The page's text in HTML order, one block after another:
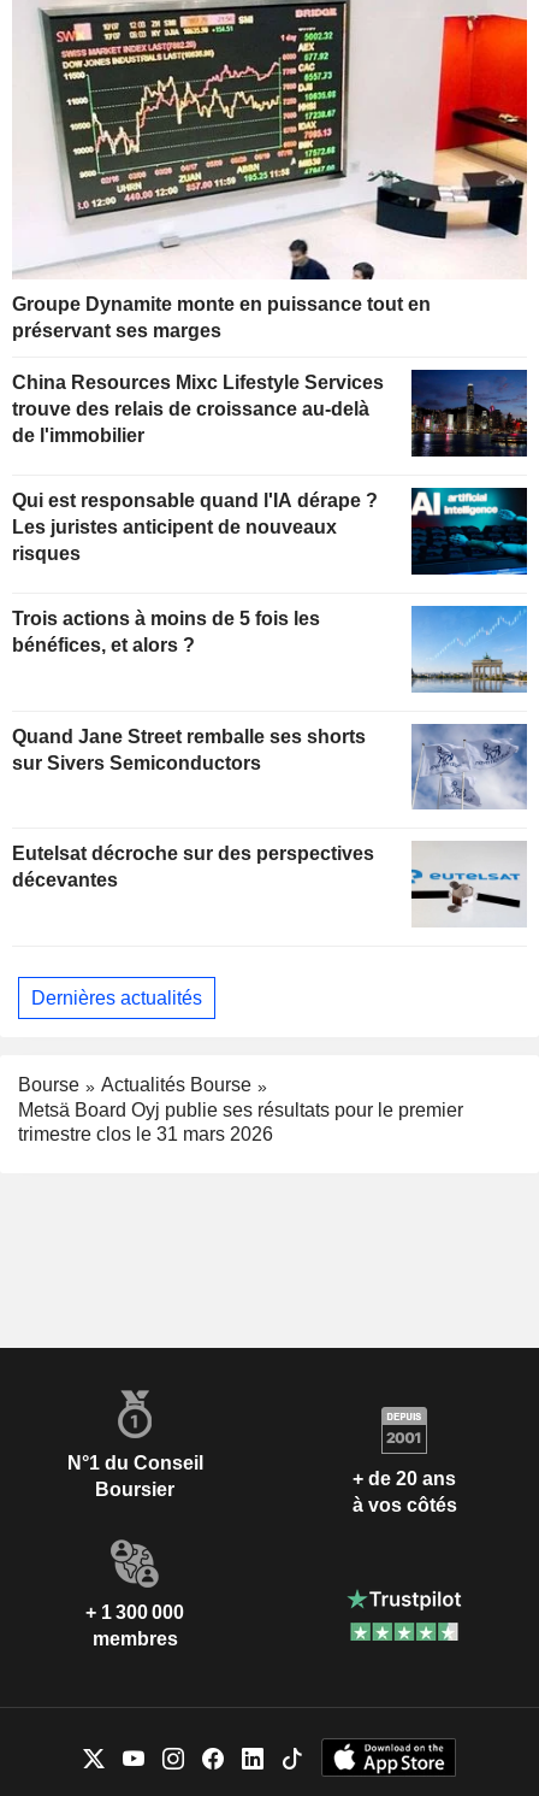
Groupe Dynamite monte en puissance tout en
préservant ses marges
China Resources Mixc Lifestyle Services
trouve des relais de croissance au-delà
de l'immobilier
Qui est responsable quand l'IA dérape ?
Les juristes anticipent de nouveaux
risques
Trois actions à moins de 5 fois les
bénéfices, et alors ?
Quand Jane Street remballe ses shorts
sur Sivers Semiconductors
Eutelsat décroche sur des perspectives
décevantes
Dernières actualités
Bourse
Actualités Bourse
Metsä Board Oyj publie ses résultats pour le premier
trimestre clos le 31 mars 2026
N°1 du Conseil
Boursier
+ de 20 ans
à vos côtés
+ 1 300 000
membres